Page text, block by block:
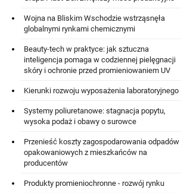
Wojna na Bliskim Wschodzie wstrząsnęła
globalnymi rynkami chemicznymi
Beauty-tech w praktyce: jak sztuczna
inteligencja pomaga w codziennej pielęgnacji
skóry i ochronie przed promieniowaniem UV
Kierunki rozwoju wyposażenia laboratoryjnego
Systemy poliuretanowe: stagnacja popytu,
wysoka podaż i obawy o surowce
Przenieść koszty zagospodarowania odpadów
opakowaniowych z mieszkańców na
producentów
Produkty promieniochronne - rozwój rynku